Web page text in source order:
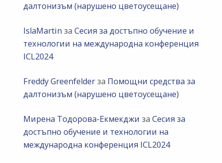
далтонизъм (нарушено цветоусещане)
IslaMartin заСесия за достъпно обучение и
технологии на международна конференция
ICL2024
Freddy Greenfelderза Помощни средства за
далтонизъм (нарушено цветоусещане)
Мирена Тодорова-Екмекджи заСесия за
достъпно обучение и технологии на
международна конференция ICL2024